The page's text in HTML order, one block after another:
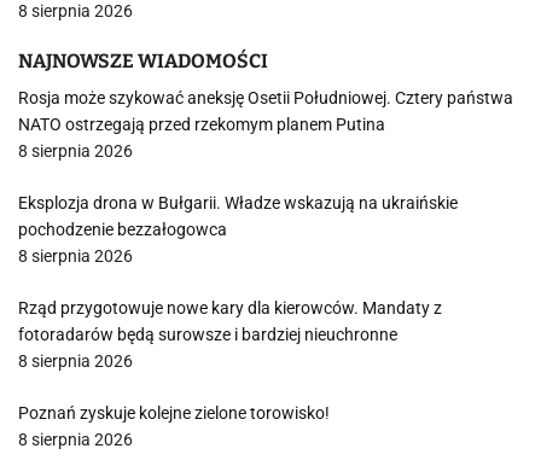
8 sierpnia 2026
NAJNOWSZE WIADOMOŚCI
Rosja może szykować aneksję Osetii Południowej. Cztery państwa
NATO ostrzegają przed rzekomym planem Putina
8 sierpnia 2026
Eksplozja drona w Bułgarii. Władze wskazują na ukraińskie
pochodzenie bezzałogowca
8 sierpnia 2026
Rząd przygotowuje nowe kary dla kierowców. Mandaty z
fotoradarów będą surowsze i bardziej nieuchronne
8 sierpnia 2026
Poznań zyskuje kolejne zielone torowisko!
8 sierpnia 2026